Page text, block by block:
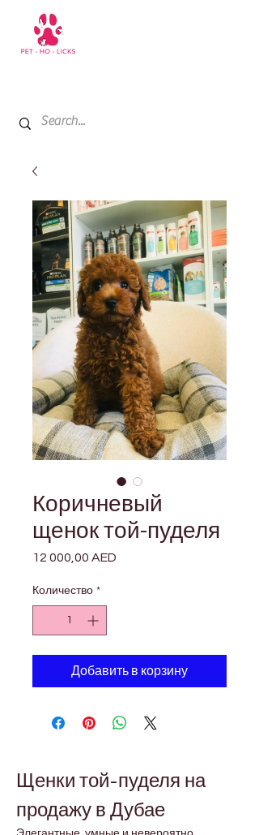
Коричневый
щенок той-пуделя
12 000,00 AED
Количество *
Добавить в корзину
Щенки той-пуделя на
продажу в Дубае